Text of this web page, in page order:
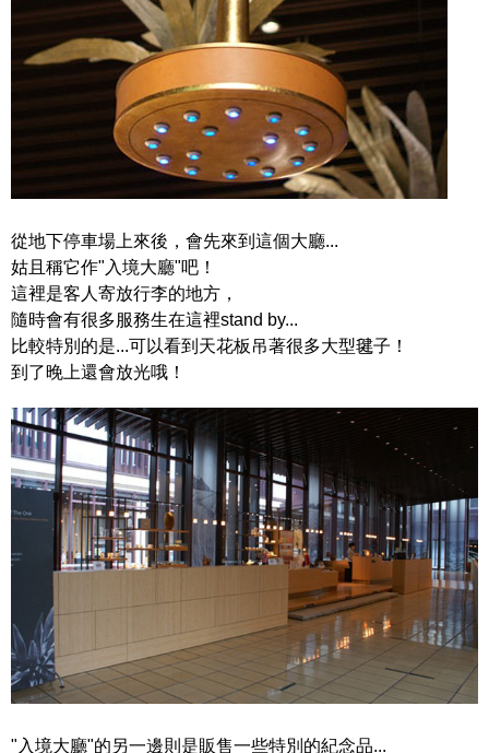
從地下停車場上來後，會先來到這個大廳...
姑且稱它作"入境大廳"吧！
這裡是客人寄放行李的地方，
隨時會有很多服務生在這裡stand by...
比較特別的是...可以看到天花板吊著很多大型毽子！
到了晚上還會放光哦！
"入境大廳"的另一邊則是販售一些特別的紀念品...